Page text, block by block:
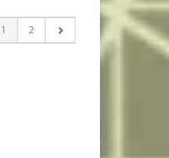
1 2